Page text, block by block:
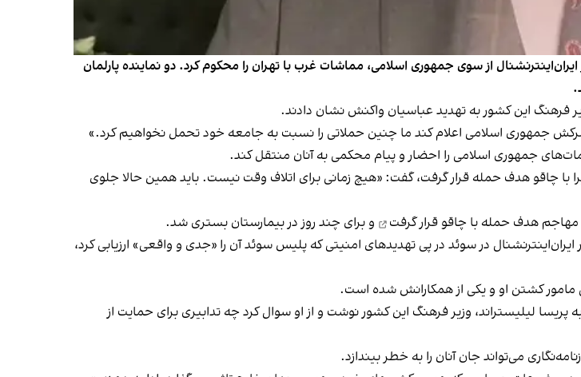
از سوی جمهوری اسلامی، مماشات غرب با تهران را محکوم کرد. دو نماینده پارلمان
فرهنگ این کشور به تهدید عباسیان واکنش نشان دادند.
جمهوری اسلامی اعلام کند ما چنین حملاتی را نسبت به جامعه خود تحمل نخواهیم کرد.»
جمهوری اسلامی را احضار و پیام محکمی به آنان منتقل کند.
با چاقو هدف حمله قرار گرفت، گفت: «هیچ زمانی برای اتلاف وقت نیست. باید همین حالا جلوی
هدف حمله با چاقو قرار گرفت
و برای چند روز در بیمارستان بستری شد.
مامور کشتن او و یکی از همکارانش شده است.
پریسا لیلیستراند، وزیر فرهنگ این کشور نوشت و از او سوال کرد چه تدابیری برای حمایت از
می‌تواند جان آنان را به خطر بیندازد.